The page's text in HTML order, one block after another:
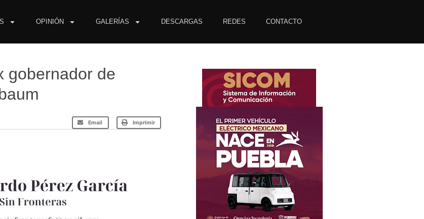
OPINIÓN GALERÍAS DESCARGAS REDES CONTACTO
gobernador de
Email Imprimir